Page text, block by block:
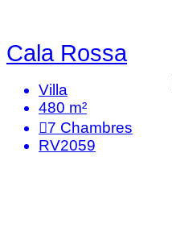
Cala Rossa
Villa
480 m²
7 Chambres
RV2059